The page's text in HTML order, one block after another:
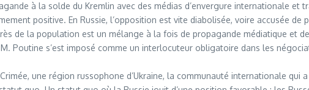
à la solde du Kremlin avec des médias d’envergure internationale et
positive. En Russie, l’opposition est vite diabolisée, voire accusée de
de la population est un mélange à la fois de propagande médiatique et
Poutine s’est imposé comme un interlocuteur obligatoire dans les
une région russophone d’Ukraine, la communauté internationale qui